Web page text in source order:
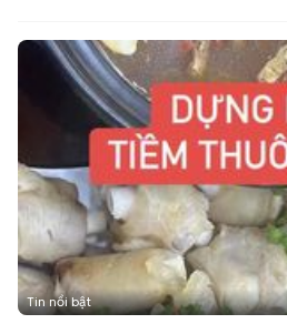
Tin nổi bật